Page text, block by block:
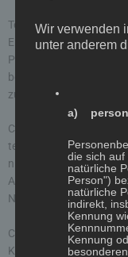
Teilweise können auch
Endgerät gespeichert
Party-Cookies). Diese
bestimmter
zur Abwicklung von
Cookies haben
technisch notwendig,
nicht funktionieren
Anzeige von Videos).
Nutzerverhalten
Cookies, die zur
Wir verwenden
unter anderem
a)
die sich auf
natürliche
Person")
natürliche
indirekt,
Kennung
Kennung